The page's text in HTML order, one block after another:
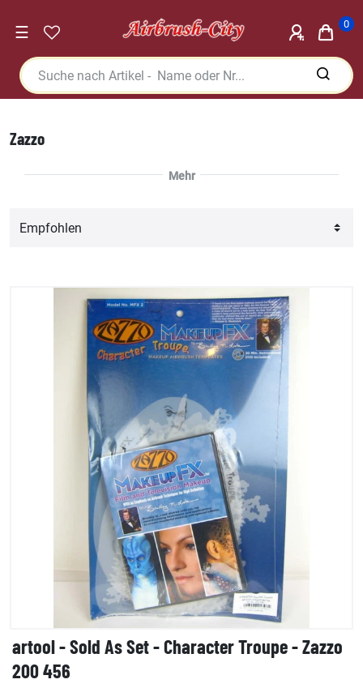
☰ 0
Zazzo
artool - Sold As Set - Character Troupe - Zazzo
200 456